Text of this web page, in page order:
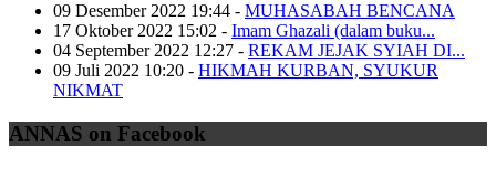
09 Desember 2022 19:44 - MUHASABAH BENCANA
17 Oktober 2022 15:02 - Imam Ghazali (dalam buku...
04 September 2022 12:27 - REKAM JEJAK SYIAH DI...
09 Juli 2022 10:20 - HIKMAH KURBAN, SYUKUR
NIKMAT
ANNAS on Facebook